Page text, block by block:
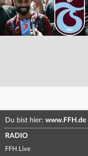
Du bist hier: www.FFH.de
RADIO
FFH Live